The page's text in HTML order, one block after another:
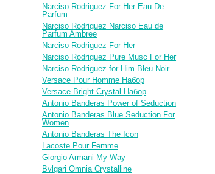
Narciso Rodriguez For Her Eau De
Parfum
Narciso Rodriguez Narciso Eau de
Parfum Ambree
Narciso Rodriguez For Her
Narciso Rodriguez Pure Musc For Her
Narciso Rodriguez for Him Bleu Noir
Versace Pour Homme Набор
Versace Bright Crystal Набор
Antonio Banderas Power of Seduction
Antonio Banderas Blue Seduction For
Women
Antonio Banderas The Icon
Lacoste Pour Femme
Giorgio Armani My Way
Bvlgari Omnia Crystalline